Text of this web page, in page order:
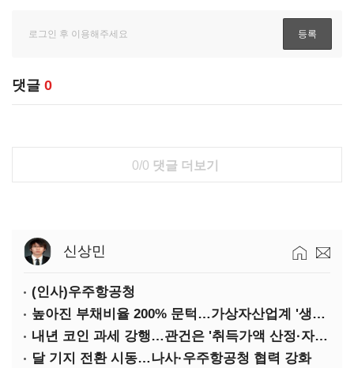
댓글 0
0/0 댓글 더보기
신상민
(인사)우주항공청
높아진 부채비율 200% 문턱…가상자산업계 '생존 시험대'
내년 코인 과세 강행…관건은 '취득가액 산정·자산 이동'
달 기지 전환 시동…나사·우주항공청 협력 강화